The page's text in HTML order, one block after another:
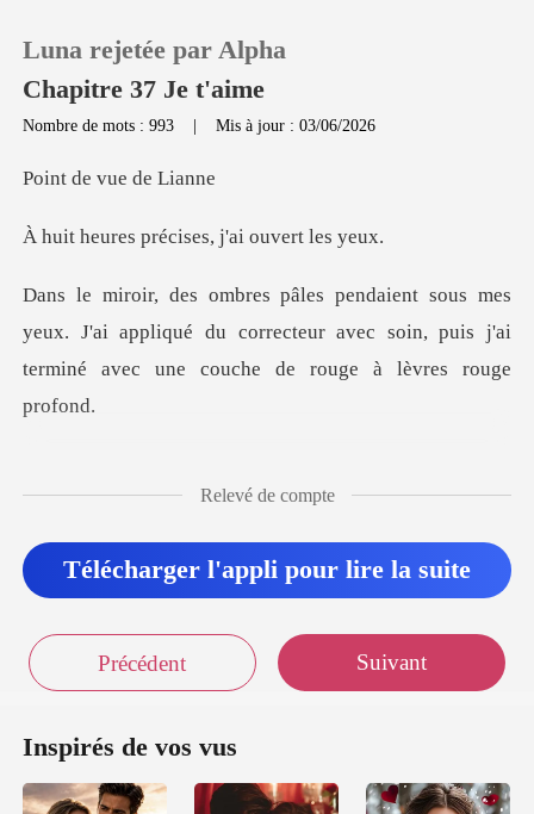
Recharger
Luna rejetée par Alpha
Chapitre 37 Je t'aime
Nombre de mots : 993 |Mis à jour : 03/06/2026
e vue d
récises, j'ai o
ux. J'ai appliqué du correcteur avec soin, puis j'ai
t
le p
Relevé de compte
Télécharger l'appli pour lire la suite
Précédent Suivant
Inspirés de vos vus